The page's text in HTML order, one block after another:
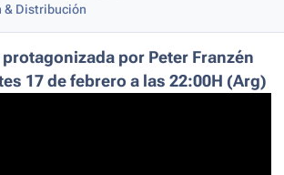
& Distribución
por Peter Franzén
17 de febrero a las 22:00H (Arg)